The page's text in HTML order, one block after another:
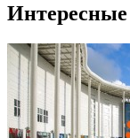
Интересные